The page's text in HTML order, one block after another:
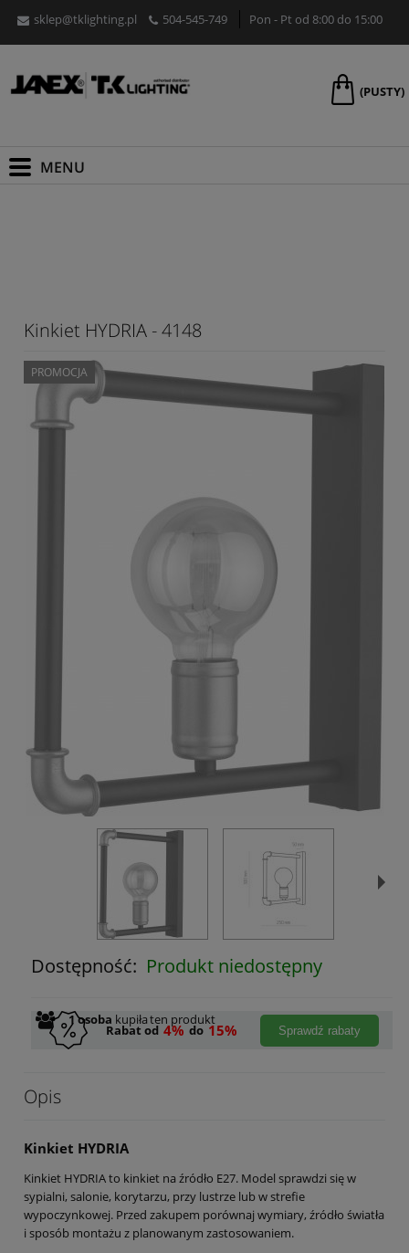
sklep@tklighting.pl 504-545-749 Pon - Pt od 8:00 do 15:00
(PUSTY)
Kinkiet HYDRIA - 4148
PROMOCJA
Dostępność: Produkt niedostępny
1osoba kupiłaten produkt
Rabat od 4% do 15% Sprawdź rabaty
Opis
Kinkiet HYDRIA
Kinkiet HYDRIA to kinkiet na źródło E27. Model sprawdzi się w
sypialni, salonie, korytarzu, przy lustrze lub w strefie
wypoczynkowej. Przed zakupem porównaj wymiary, źródło światła
i sposób montażu z planowanym zastosowaniem.